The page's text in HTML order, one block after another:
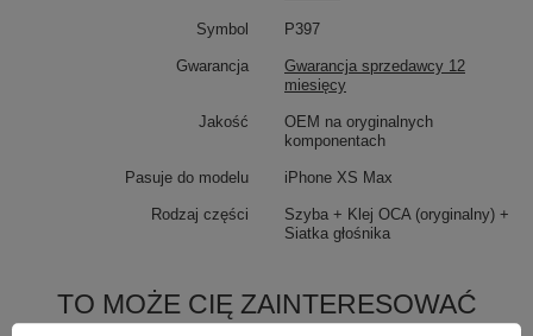
Symbol P397
Gwarancja
Gwarancja sprzedawcy 12
miesięcy
Jakość
OEM na oryginalnych
komponentach
Pasuje do modelu iPhone XS Max
Rodzaj części
Szyba + Klej OCA (oryginalny) +
Siatka głośnika
TO MOŻE CIĘ ZAINTERESOWAĆ